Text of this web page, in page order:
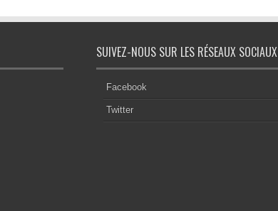
SUIVEZ-NOUS SUR LES RÉSEAUX SOCIAUX
Facebook
Twitter